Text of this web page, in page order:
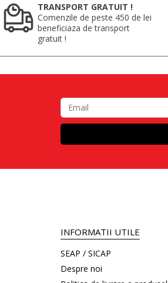
TRANSPORT GRATUIT !
Comenzile de peste 450 de lei
beneficiaza de transport
gratuit !
INFORMATII UTILE
SEAP / SICAP
Despre noi